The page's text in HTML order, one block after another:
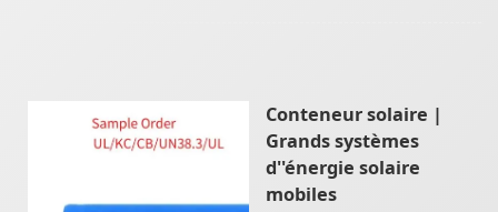
Conteneur solaire |
Grands systèmes
d''énergie solaire
mobiles